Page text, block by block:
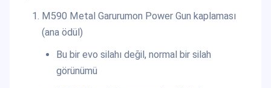
M590 Metal Garurumon Power Gun kaplaması
(ana ödül)
Bu bir evo silahı değil, normal bir silah
görünümü